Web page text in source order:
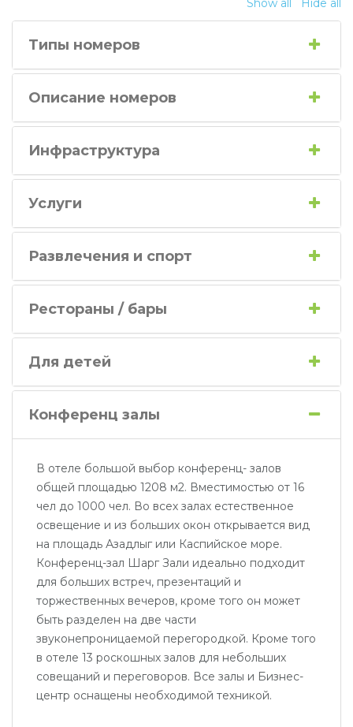
Show all Hide all
Типы номеров
Описание номеров
Инфраструктура
Услуги
Развлечения и спорт
Рестораны / бары
Для детей
Конференц залы
В отеле большой выбор конференц- залов
общей площадью 1208 м2. Вместимостью от 16
чел до 1000 чел. Во всех залах естественное
освещение и из больших окон открывается вид
на площадь Азадлыг или Каспийское море.
Конференц-зал Шарг Зали идеально подходит
для больших встреч, презентаций и
торжественных вечеров, кроме того он может
быть разделен на две части
звуконепроницаемой перегородкой. Кроме того
в отеле 13 роскошных залов для небольших
совещаний и переговоров. Все залы и Бизнес-
центр оснащены необходимой техникой.